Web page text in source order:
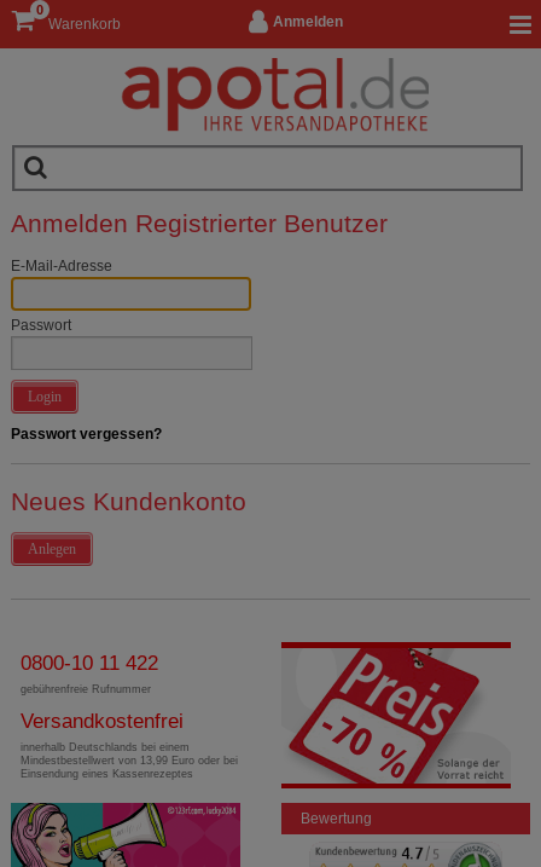
Anmelden
Warenkorb
0
Anmelden Registrierter Benutzer
E-Mail-Adresse
Passwort
Login
Passwort vergessen?
Neues Kundenkonto
Anlegen
0800-10 11 422
gebührenfreie Rufnummer
Versandkostenfrei
innerhalb Deutschlands bei einem
Mindestbestellwert von 13,99 Euro oder bei
Einsendung eines Kassenrezeptes
Bewertung